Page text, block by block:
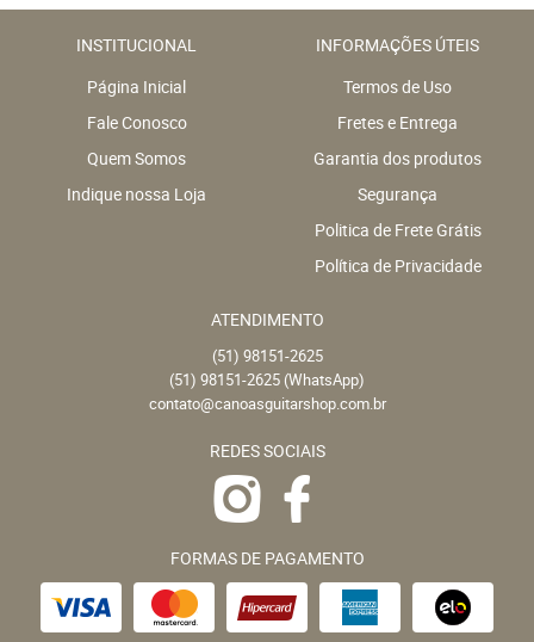
INSTITUCIONAL
Página Inicial
Fale Conosco
Quem Somos
Indique nossa Loja
INFORMAÇÕES ÚTEIS
Termos de Uso
Fretes e Entrega
Garantia dos produtos
Segurança
Politica de Frete Grátis
Política de Privacidade
ATENDIMENTO
(51) 98151-2625
(51) 98151-2625 (WhatsApp)
contato@canoasguitarshop.com.br
REDES SOCIAIS
FORMAS DE PAGAMENTO